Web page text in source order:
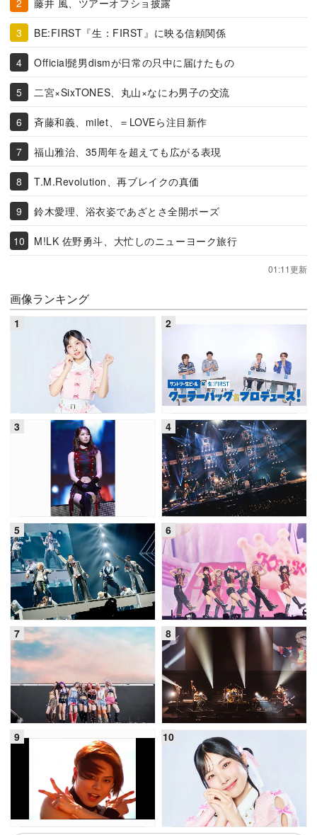
BE:FIRST『生：FIRST』に映る信頼関係
Official髭男dismが日常の只中に届けたもの
二宮×SixTONES、丸山×なにわ男子の交流
斉藤和義、milet、＝LOVEら注目新作
福山雅治、35周年を超えても広がる表現
T.M.Revolution、再ブレイクの真価
鈴木愛理、浴衣姿であざとさ全開ポーズ
M!LK 佐野勇斗、大忙しのニューヨーク旅行
01:11更新
画像ランキング